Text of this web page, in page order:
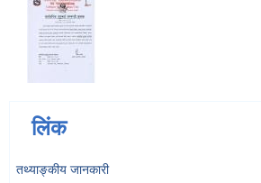
लिंक
तथ्याङ्‍कीय जानकारी